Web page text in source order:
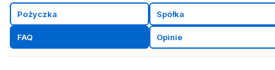
Pożyczka Spółka
FAQ Opinie